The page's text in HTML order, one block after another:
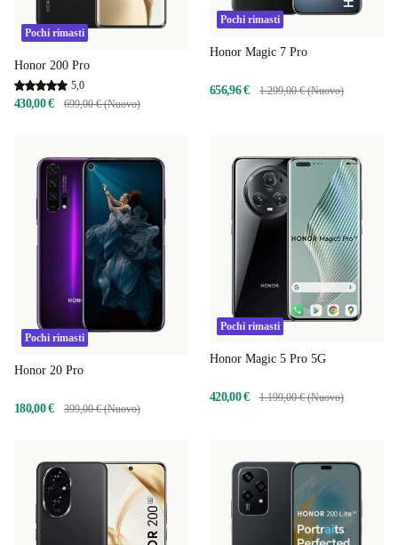
Pochi rimasti
Honor 200 Pro
5,0
430,00 € 699,00 € (Nuovo)
Pochi rimasti
Honor Magic 7 Pro
656,96 € 1.299,00 € (Nuovo)
Pochi rimasti
Honor 20 Pro
180,00 € 399,00 € (Nuovo)
Pochi rimasti
Honor Magic 5 Pro 5G
420,00 € 1.199,00 € (Nuovo)